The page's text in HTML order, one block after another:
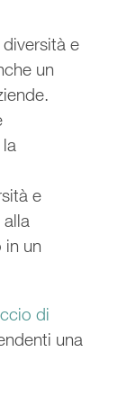
e
un
e
in un
di
una